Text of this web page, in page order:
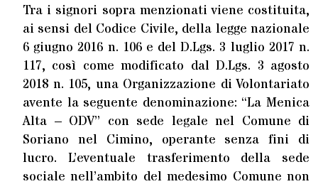
Tra i signori sopra menzionati viene costituita,
ai sensi del Codice Civile, della legge nazionale
6 giugno 2016 n. 106 e del D.Lgs. 3 luglio 2017 n.
117, così come modificato dal D.Lgs. 3 agosto
2018 n. 105, una Organizzazione di Volontariato
avente la seguente denominazione: “La Menica
Alta – ODV” con sede legale nel Comune di
Soriano nel Cimino, operante senza fini di
lucro. L’eventuale trasferimento della sede
sociale nell’ambito del medesimo Comune non